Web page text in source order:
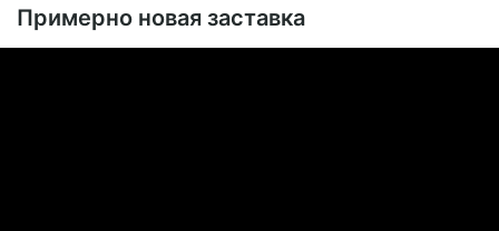
Примерно новая заставка